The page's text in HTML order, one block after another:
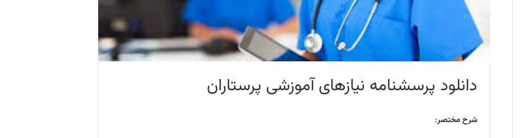
دانلود پرسشنامه نیازهای آموزشی پرستاران
شرح مختصر: